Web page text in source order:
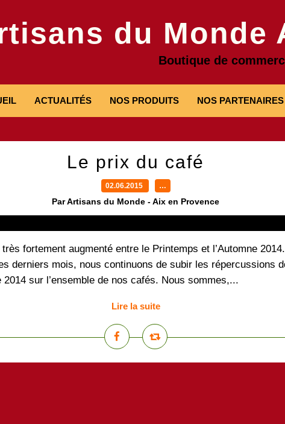
du Monde
Boutique de
ACTUALITÉS NOS PRODUITS NOS PARTENAIRES
Le prix du café
02.06.2015 …
Par Artisans du Monde - Aix en Provence
fortement augmenté entre le Printemps et l’Automne
derniers mois, nous continuons de subir les répercussions
sur l’ensemble de nos cafés. Nous sommes,...
Lire la suite